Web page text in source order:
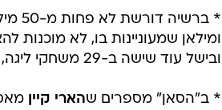
* ברשיה דורשת לא פחות מ-50 מיליון יורו עבור הקשר
ובישל עוד שישה ב-29 משחקי ליגה, ורשם שלוש הופעות במדי נבחרת איטליה.
* ב"הסאן" מספרים שהארי קיין